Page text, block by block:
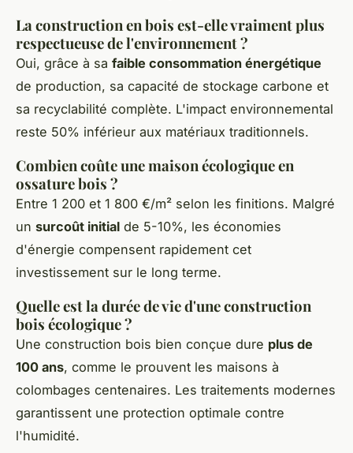
La construction en bois est-elle vraiment plus
respectueuse de l'environnement ?
Oui, grâce à sa faible consommation énergétique
de production, sa capacité de stockage carbone et
sa recyclabilité complète. L'impact environnemental
reste 50% inférieur aux matériaux traditionnels.
Combien coûte une maison écologique en
ossature bois ?
Entre 1 200 et 1 800 €/m² selon les finitions. Malgré
un surcoût initial de 5-10%, les économies
d'énergie compensent rapidement cet
investissement sur le long terme.
Quelle est la durée de vie d'une construction
bois écologique ?
Une construction bois bien conçue dure plus de
100 ans, comme le prouvent les maisons à
colombages centenaires. Les traitements modernes
garantissent une protection optimale contre
l'humidité.